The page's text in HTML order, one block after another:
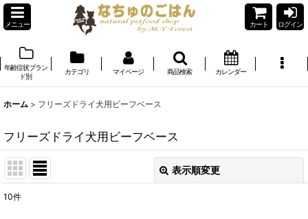
メニュー カート ログイン
年齢症状ブラン
ド別
カテゴリ マイページ 商品検索 カレンダー
ホーム > フリーズドライ犬用ビーフベース
フリーズドライ犬用ビーフベース
表示順変更
10件